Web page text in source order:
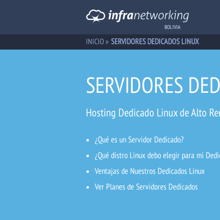
BOLIVIA
INICIO » SERVIDORES DEDICADOS LINUX
SERVIDORES
Hosting Dedicado Linux de Alto
¿Qué es un Servidor Dedicado?
¿Qué distro Linux debo elegir para mi
Ventajas de Nuestros Dedicados Linux
Ver Planes de Servidores Dedicados